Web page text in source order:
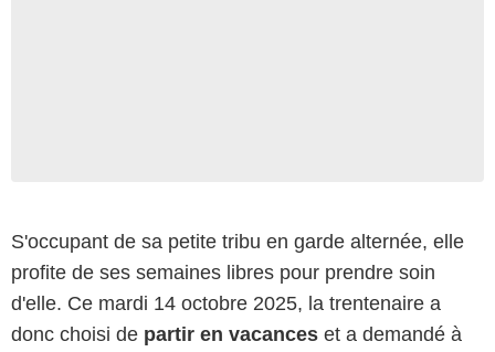
S'occupant de sa petite tribu en garde alternée, elle
profite de ses semaines libres pour prendre soin
d'elle. Ce mardi 14 octobre 2025, la trentenaire a
donc choisi de partir en vacances et a demandé à